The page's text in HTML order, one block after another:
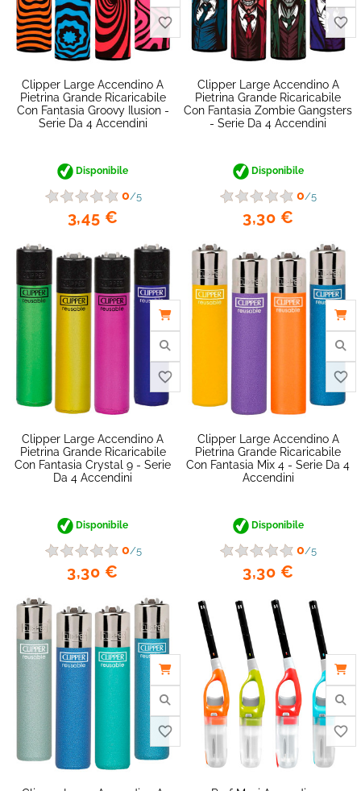
Clipper Large Accendino A
Pietrina Grande Ricaricabile
Con Fantasia Groovy Ilusion -
Serie Da 4 Accendini
Disponibile
0/5
3,45 €
Clipper Large Accendino A
Pietrina Grande Ricaricabile
Con Fantasia Zombie Gangsters
- Serie Da 4 Accendini
Disponibile
0/5
3,30 €
Clipper Large Accendino A
Pietrina Grande Ricaricabile
Con Fantasia Crystal 9 - Serie
Da 4 Accendini
Disponibile
0/5
3,30 €
Clipper Large Accendino A
Pietrina Grande Ricaricabile
Con Fantasia Mix 4 - Serie Da 4
Accendini
Disponibile
0/5
3,30 €